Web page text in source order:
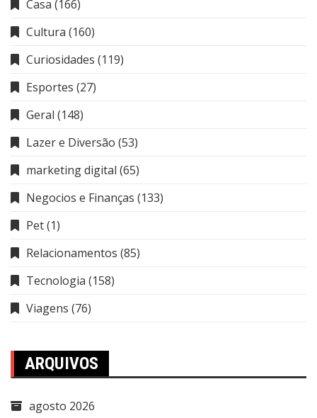
Casa (166)
Cultura (160)
Curiosidades (119)
Esportes (27)
Geral (148)
Lazer e Diversão (53)
marketing digital (65)
Negocios e Finanças (133)
Pet(1)
Relacionamentos (85)
Tecnologia (158)
Viagens (76)
ARQUIVOS
agosto 2026